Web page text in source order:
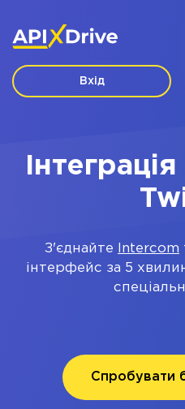
Вхід
З'єднайте Intercom
інтерфейс за 5
Спробувати